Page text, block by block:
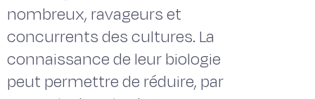
nombreux, ravageurs et
concurrents des cultures. La
connaissance de leur biologie
peut permettre de réduire, par